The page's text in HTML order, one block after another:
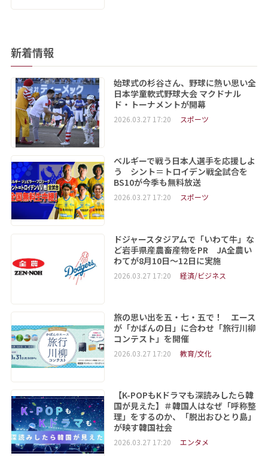
新着情報
始球式の杉谷さん、野球に熱い思い全
日本学童軟式野球大会 マクドナル
ド・トーナメントが開幕
2026.03.27 17:20 スポーツ
ベルギーで戦う日本人選手を応援しよ
う シント＝トロイデン戦全試合を
BS10が今季も無料放送
2026.03.27 17:20 スポーツ
ドジャースタジアムで「いわて牛」な
ど岩手県産農畜産物をPR JA全農い
わてが8月10日～12日に実施
2026.03.27 17:20 経済/ビジネス
旅の思い出を五・七・五で！ エース
が「かばんの日」に合わせ「旅行川柳
コンテスト」を開催
2026.03.27 17:20 教育/文化
【K-POPもKドラマも深読みしたら韓
国が見えた】＃韓国人はなぜ「呼称整
理」をするのか、「脱出おひとり島」
が映す韓国社会
2026.03.27 17:20 エンタメ